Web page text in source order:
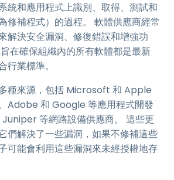
統和應用程式上識別、取得、測試和
修補程式）的過程。 軟體供應商經常
解決安全漏洞、修復錯誤和增強功
在確保組織內的所有軟體都是最新
行業標準。
種來源，包括 Microsoft 和 Apple
Adobe 和 Google 等應用程式開發
等網路設備供應商。 這些更
們解決了一些漏洞，如果不修補這些
可能會利用這些漏洞來未經授權地存